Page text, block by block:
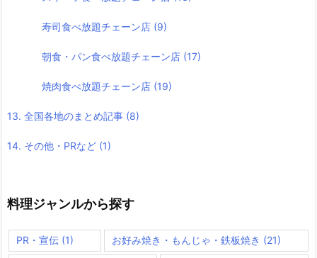
寿司食べ放題チェーン店 (9)
朝食・パン食べ放題チェーン店 (17)
焼肉食べ放題チェーン店 (19)
13. 全国各地のまとめ記事 (8)
14. その他・PRなど (1)
料理ジャンルから探す
PR・宣伝 (1) お好み焼き・もんじゃ・鉄板焼き (21)